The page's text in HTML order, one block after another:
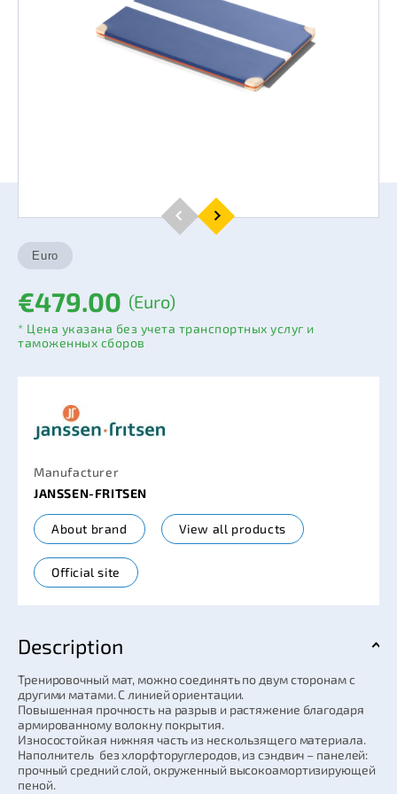
€479.00 (Euro)
* Цена указана без учета транспортных услуг и
таможенных сборов
Manufacturer
JANSSEN-FRITSEN
About brand View all products
Official site
Description
Тренировочный мат, можно соединять по двум сторонам с
другими матами. С линией ориентации.
Повышенная прочность на разрыв и растяжение благодаря
армированному волокну покрытия.
Износостойкая нижняя часть из нескользящего материала.
Наполнитель без хлорфторуглеродов, из сэндвич – панелей:
прочный средний слой, окруженный высокоамортизирующей
пеной.